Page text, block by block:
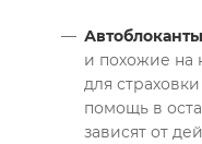
Автоблоканты
и похожие на
для
помощь в
зависят от